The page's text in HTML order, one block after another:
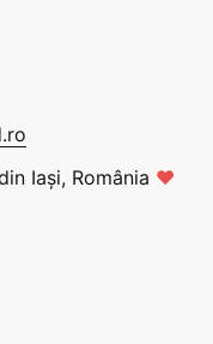
Iași, România ❤